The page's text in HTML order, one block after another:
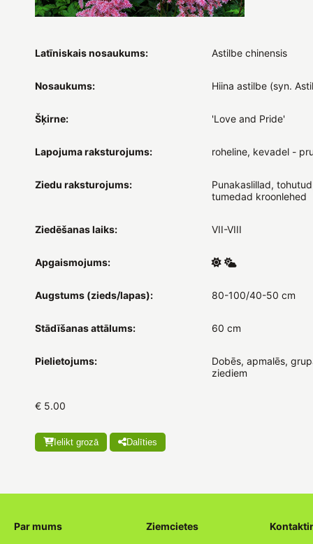
Latīniskais nosaukums: Astilbe chinensis
Nosaukums: Hiina astilbe (syn.
Šķirne: 'Love and Pride'
Lapojuma raksturojums: roheline, kevadel -
Ziedu raksturojums:
Punakaslillad,
tumedad kroonlehed
Ziedēšanas laiks: VII-VIII
Apgaismojums:
Augstums (zieds/lapas): 80-100/40-50 cm
Stādīšanas attālums: 60 cm
Pielietojums:
Dobēs, apmalēs,
ziediem
€ 5.00
Ielikt grozā Dalīties
Par mums Ziemcietes